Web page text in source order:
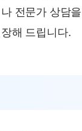
전문가 상담을
해 드립니다.